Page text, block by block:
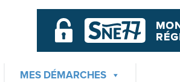
MES DÉMARCHES